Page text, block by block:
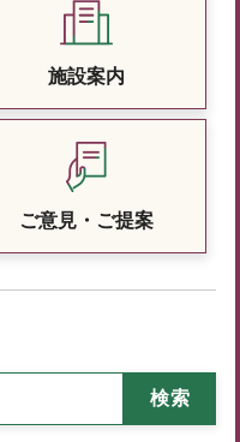
施設案内
ご意見・ご提案